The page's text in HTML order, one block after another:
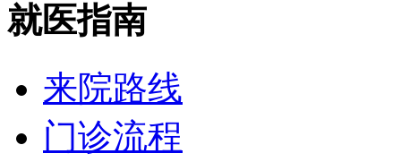
就医指南
来院路线
门诊流程